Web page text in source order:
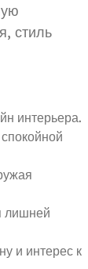
стиль
интерьера.
лишней
и интерес к